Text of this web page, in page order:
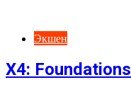
Экшен
X4: Foundations